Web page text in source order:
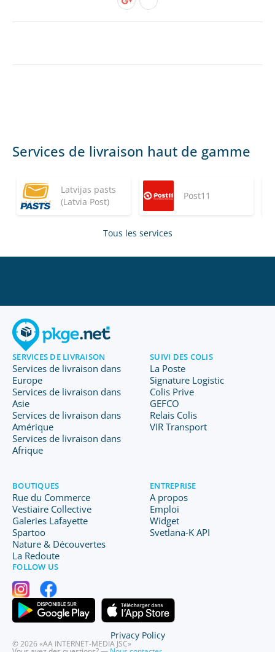
Services de livraison haut de gamme
Latvijas pasts
(Latvia Post)
Post11
Tous les services
SERVICES DE LIVRAISON
Services de livraison dans
Europe
Services de livraison dans
Asie
Services de livraison dans
Amérique
Services de livraison dans
Afrique
SUIVI DES COLIS
La Poste
Signature Logistic
Colis Prive
GEFCO
Relais Colis
VIR Transport
BOUTIQUES
Rue du Commerce
Vestiaire Collective
Galeries Lafayette
Spartoo
Nature & Découvertes
La Redoute
ENTREPRISE
A propos
Emploi
Widget
Svetlana-K API
FOLLOW US
© 2026 «AA INTERNET-MEDIA JSC»
Privacy Policy